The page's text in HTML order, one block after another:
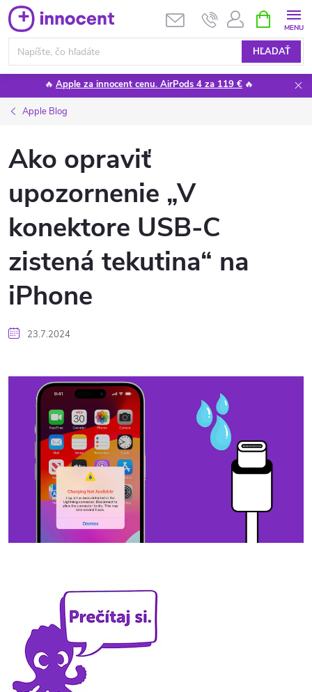
Prejsť
na
obsah
HĽADAŤ
KOŠÍK
🔥 Apple za innocent cenu. AirPods 4 za 119 € 🔥
Apple Blog
Ako opraviť
upozornenie „V
konektore USB-C
zistená tekutina“ na
iPhone
23.7.2024